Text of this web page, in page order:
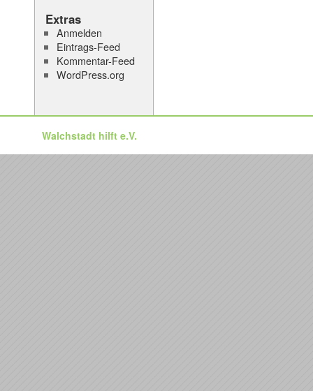
Extras
Anmelden
Eintrags-Feed
Kommentar-Feed
WordPress.org
Walchstadt hilft e.V.